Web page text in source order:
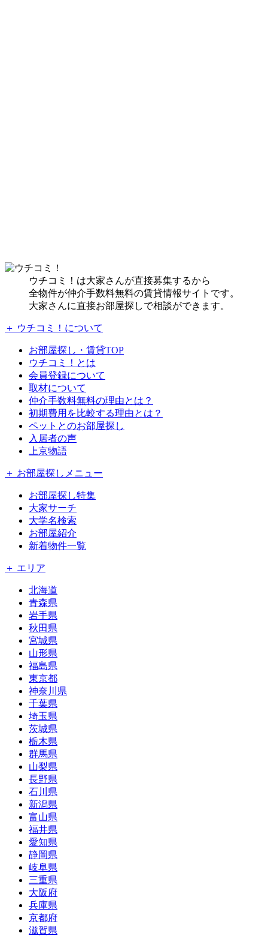
ウチコミ！は大家さんが直接募集するから
全物件が仲介手数料無料の賃貸情報サイトです。
大家さんに直接お部屋探しで相談ができます。
＋ ウチコミ！について
お部屋探し・賃貸TOP
ウチコミ！とは
会員登録について
取材について
仲介手数料無料の理由とは？
初期費用を比較する理由とは？
ペットとのお部屋探し
入居者の声
上京物語
＋ お部屋探しメニュー
お部屋探し特集
大家サーチ
大学名検索
お部屋紹介
新着物件一覧
＋ エリア
北海道
青森県
岩手県
秋田県
宮城県
山形県
福島県
東京都
神奈川県
千葉県
埼玉県
茨城県
栃木県
群馬県
山梨県
長野県
石川県
新潟県
富山県
福井県
愛知県
静岡県
岐阜県
三重県
大阪府
兵庫県
京都府
滋賀県